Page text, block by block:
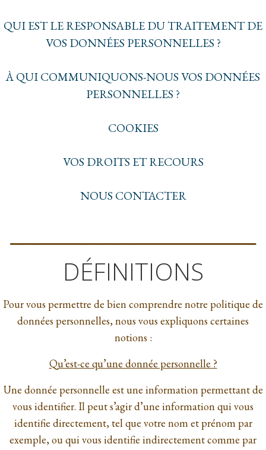
QUI EST LE RESPONSABLE DU TRAITEMENT DE
VOS DONNÉES PERSONNELLES ?
À QUI COMMUNIQUONS-NOUS VOS DONNÉES
PERSONNELLES ?
COOKIES
VOS DROITS ET RECOURS
NOUS CONTACTER
DÉFINITIONS
Pour vous permettre de bien comprendre notre politique de
données personnelles, nous vous expliquons certaines
notions :
Qu’est-ce qu’une donnée personnelle ?
Une donnée personnelle est une information permettant de
vous identifier. Il peut s’agir d’une information qui vous
identifie directement, tel que votre nom et prénom par
exemple, ou qui vous identifie indirectement comme par